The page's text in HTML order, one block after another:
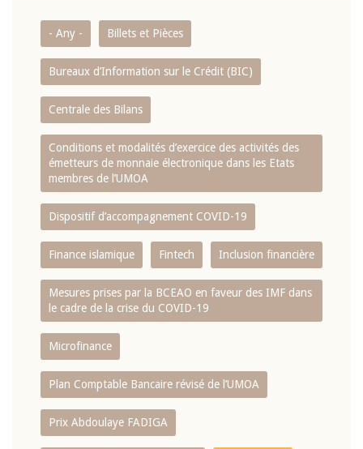
- Any - Billets et Pièces
Bureaux d’Information sur le Crédit (BIC)
Centrale des Bilans
Conditions et modalités d’exercice des activités des
émetteurs de monnaie électronique dans les Etats
membres de l’UMOA
Dispositif d’accompagnement COVID-19
Finance islamique Fintech Inclusion financière
Mesures prises par la BCEAO en faveur des IMF dans
le cadre de la crise du COVID-19
Microfinance
Plan Comptable Bancaire révisé de l’UMOA
Prix Abdoulaye FADIGA